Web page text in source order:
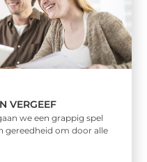
VERGEEF
we een grappig spel
gereedheid om door alle